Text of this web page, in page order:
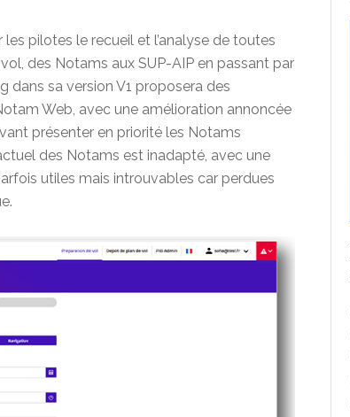
pilotes le recueil et l’analyse de toutes
des Notams aux SUP-AIP en passant par
dans sa version V1 proposera des
Web, avec une amélioration annoncée
présenter en priorité les Notams
des Notams est inadapté, avec une
utiles mais introuvables car perdues